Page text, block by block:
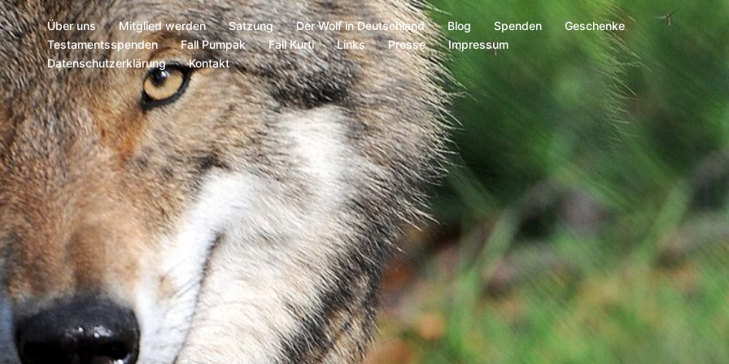
Über uns Mitglied werden Satzung Der Wolf in Deutschland Blog Spenden
Geschenke
Testamentsspenden
Fall Pumpak Fall Kurti Links Presse
Impressum
Datenschutzerklärung
Kontakt